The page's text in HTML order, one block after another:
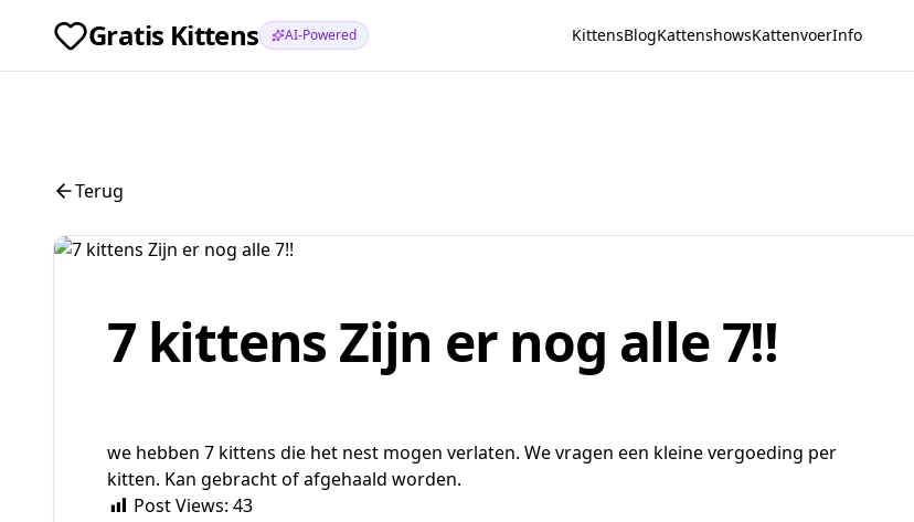
Gratis Kittens AI-Powered KittensBlogKattenshowsKattenvoerInfo
Terug
7 kittens Zijn er nog alle 7!!
we hebben 7 kittens die het nest mogen verlaten. We vragen een kleine vergoeding per
kitten. Kan gebracht of afgehaald worden.
Post Views: 43